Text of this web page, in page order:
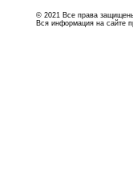
© 2021 Все права
Вся информация на сайте